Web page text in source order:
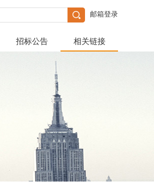
邮箱登录
招标公告 相关链接